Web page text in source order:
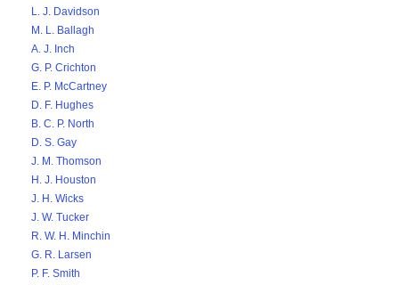
L. J. Davidson
M. L. Ballagh
A. J. Inch
G. P. Crichton
E. P. McCartney
D. F. Hughes
B. C. P. North
D. S. Gay
J. M. Thomson
H. J. Houston
J. H. Wicks
J. W. Tucker
R. W. H. Minchin
G. R. Larsen
P. F. Smith